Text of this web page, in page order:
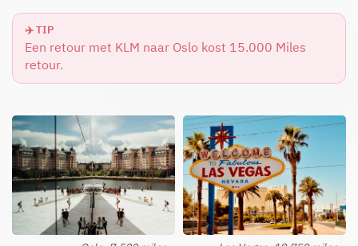
✈️ TIP
Een retour met KLM naar Oslo kost 15.000 Miles
retour.